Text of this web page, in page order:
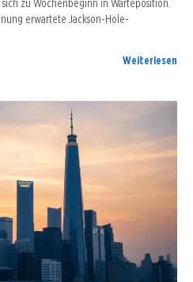
erwartete Jackson-Hole-
Weiterlesen